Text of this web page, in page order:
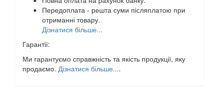
Передоплата - решта суми післяплатою при
отриманні товару.
Дізнатися більше...
Гарантії:
Ми гарантуємо справжність та якість продукції, яку
продаємо. Дізнатися більше....